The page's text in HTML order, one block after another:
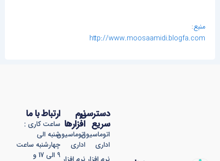
منبع:
http://www.moosaamidi.blogfa.com
نرم
افزارها
اتوماسیون
اداری
دسترسی
سریع
اتوماسیون
اداری
ارتباط با ما
ساعت کاری :
شنبه الی
چهارشنبه ساعت
9 الی 17 و